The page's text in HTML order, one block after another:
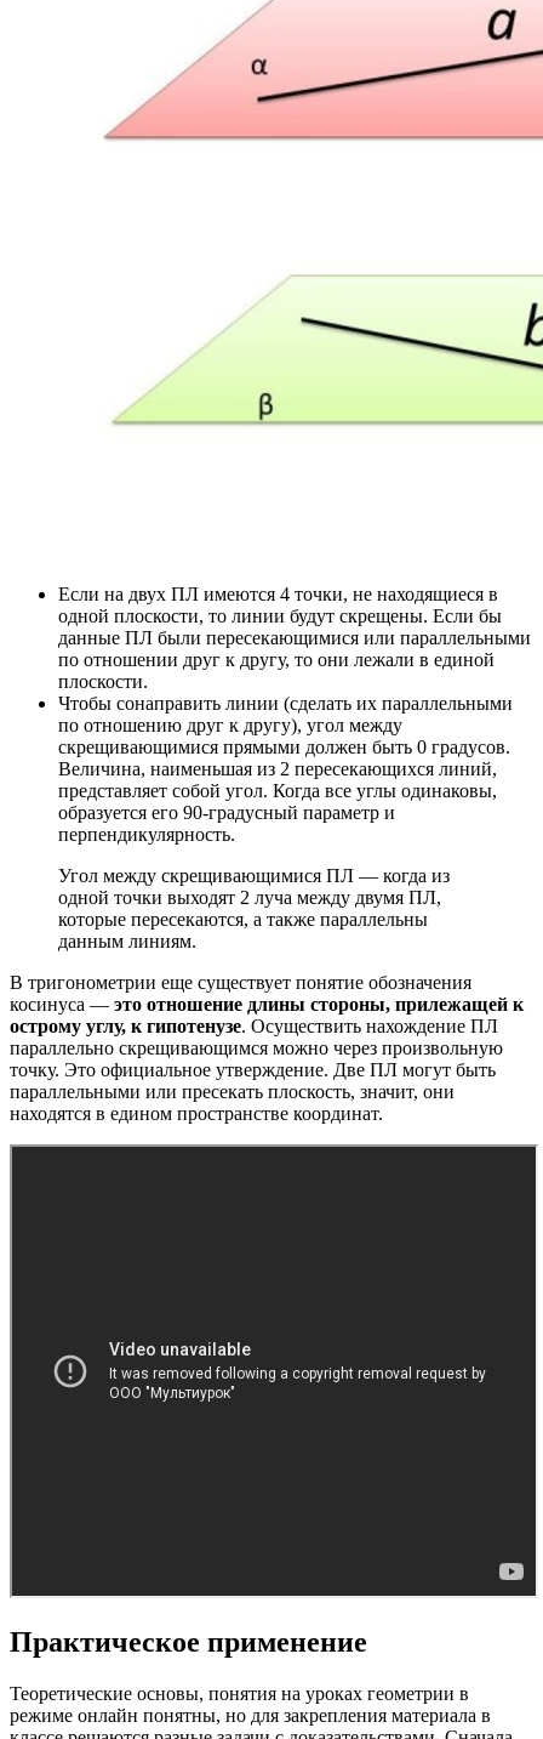
Если на двух ПЛ имеются 4 точки, не находящиеся в
одной плоскости, то линии будут скрещены. Если бы
данные ПЛ были пересекающимися или параллельными
по отношении друг к другу, то они лежали в единой
плоскости.
Чтобы сонаправить линии (сделать их параллельными
по отношению друг к другу), угол между
скрещивающимися прямыми должен быть 0 градусов.
Величина, наименьшая из 2 пересекающихся линий,
представляет собой угол. Когда все углы одинаковы,
образуется его 90-градусный параметр и
перпендикулярность.
Угол между скрещивающимися ПЛ — когда из
одной точки выходят 2 луча между двумя ПЛ,
которые пересекаются, а также параллельны
данным линиям.
В тригонометрии еще существует понятие обозначения
косинуса — это отношение длины стороны, прилежащей к
острому углу, к гипотенузе. Осуществить нахождение ПЛ
параллельно скрещивающимся можно через произвольную
точку. Это официальное утверждение. Две ПЛ могут быть
параллельными или пресекать плоскость, значит, они
находятся в едином пространстве координат.
Практическое применение
Теоретические основы, понятия на уроках геометрии в
режиме онлайн понятны, но для закрепления материала в